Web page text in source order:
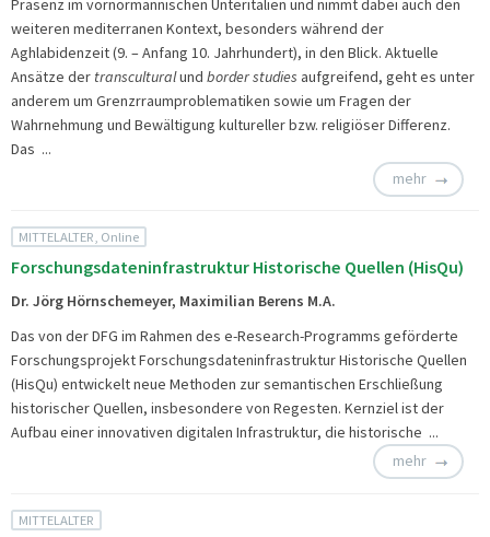
Präsenz im vornormannischen Unteritalien und nimmt dabei auch den
weiteren mediterranen Kontext, besonders während der
Aghlabidenzeit (9. – Anfang 10. Jahrhundert), in den Blick. Aktuelle
Ansätze der transculturalund border studies aufgreifend, geht es unter
anderem um Grenzrraumproblematiken sowie um Fragen der
Wahrnehmung und Bewältigung kultureller bzw. religiöser Differenz.
Das ...
mehr
MITTELALTER, Online
Forschungsdateninfrastruktur Historische Quellen (HisQu)
Dr. Jörg Hörnschemeyer, Maximilian Berens M.A.
Das von der DFG im Rahmen des e-Research-Programms geförderte
ForschungsprojektForschungsdateninfrastruktur Historische Quellen
(HisQu) entwickelt neue Methoden zur semantischen Erschließung
historischer Quellen, insbesondere von Regesten. Kernziel ist der
Aufbau einer innovativen digitalen Infrastruktur, die historische ...
mehr
MITTELALTER